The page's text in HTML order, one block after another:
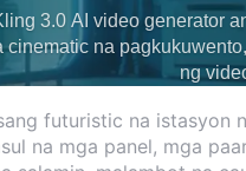
3.0 AI video generator
cinematic na
ng